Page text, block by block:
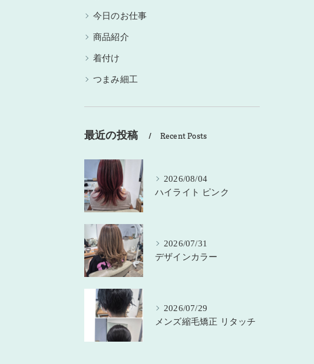
今日のお仕事
商品紹介
着付け
つまみ細工
最近の投稿 Recent Posts
2026/08/04
ハイライト ピンク
2026/07/31
デザインカラー
2026/07/29
メンズ縮毛矯正 リタッチ